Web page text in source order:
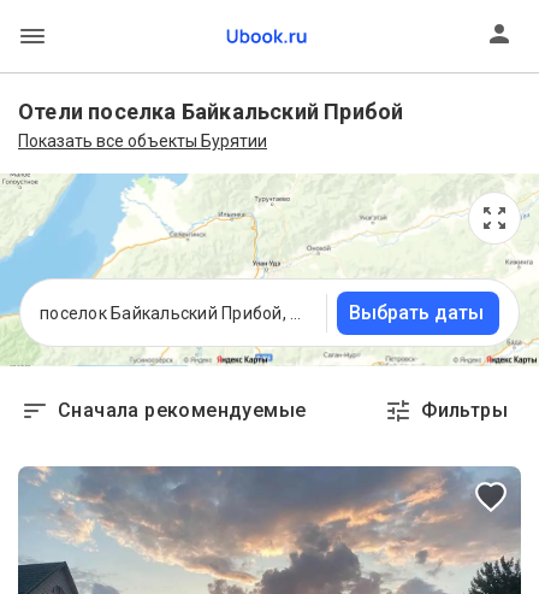
Отели поселка Байкальский Прибой
Показать все объекты Бурятии
Выбрать даты
Сначала рекомендуемые Фильтры